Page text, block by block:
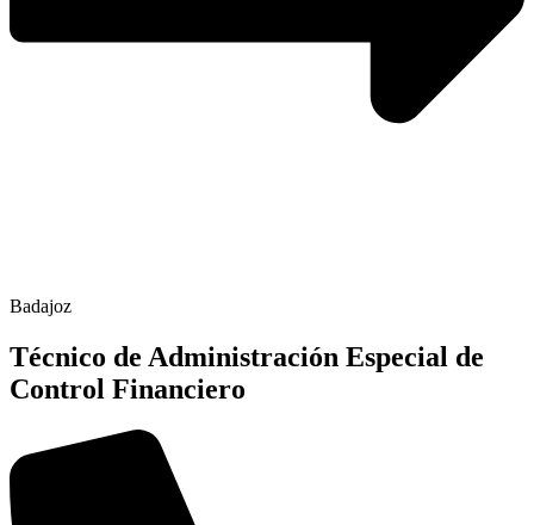
Badajoz
Técnico de Administración Especial de
Control Financiero